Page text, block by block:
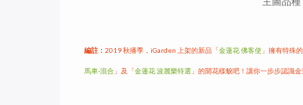
編註： 2019 秋播季，iGarden 上架的新品「金蓮花 佛客使 」擁有特殊
馬車-混合 」及「金蓮花 波麗樂特選 」的開花樣貌吧！讓你一步步認識金